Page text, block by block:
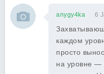
anygy4ka 6
каждом
просто
на уровне —